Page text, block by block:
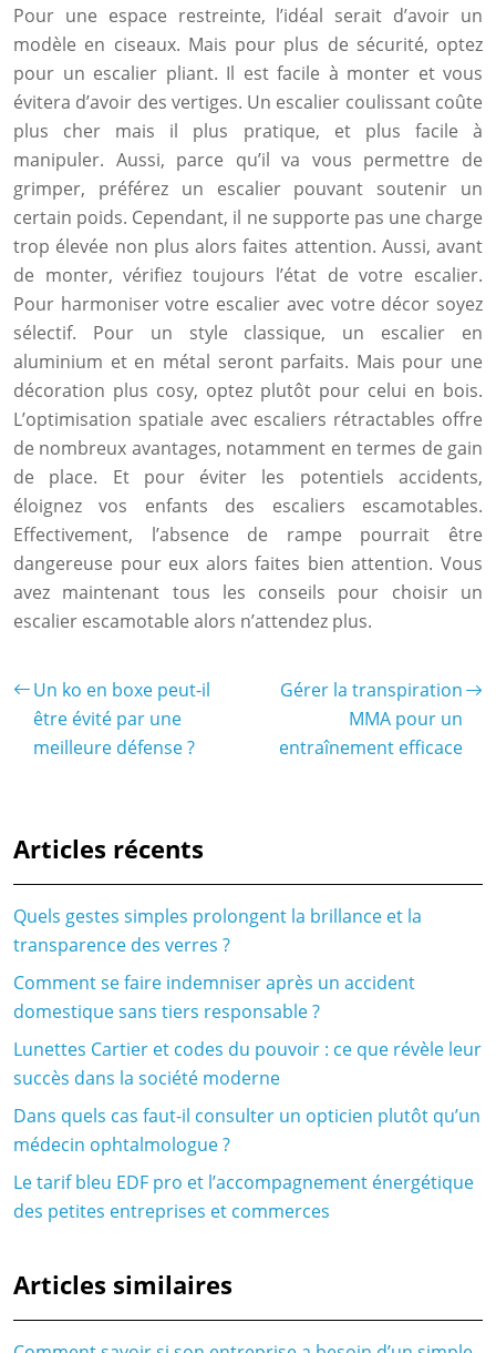
Pour une espace restreinte, l’idéal serait d’avoir un
modèle en ciseaux. Mais pour plus de sécurité, optez
pour un escalier pliant. Il est facile à monter et vous
évitera d’avoir des vertiges. Un escalier coulissant coûte
plus cher mais il plus pratique, et plus facile à
manipuler. Aussi, parce qu’il va vous permettre de
grimper, préférez un escalier pouvant soutenir un
certain poids. Cependant, il ne supporte pas une charge
trop élevée non plus alors faites attention. Aussi, avant
de monter, vérifiez toujours l’état de votre escalier.
Pour harmoniser votre escalier avec votre décor soyez
sélectif. Pour un style classique, un escalier en
aluminium et en métal seront parfaits. Mais pour une
décoration plus cosy, optez plutôt pour celui en bois.
L’optimisation spatiale avec escaliers rétractables offre
de nombreux avantages, notamment en termes de gain
de place. Et pour éviter les potentiels accidents,
éloignez vos enfants des escaliers escamotables.
Effectivement, l’absence de rampe pourrait être
dangereuse pour eux alors faites bien attention. Vous
avez maintenant tous les conseils pour choisir un
escalier escamotable alors n’attendez plus.
Un ko en boxe peut-il
être évité par une
meilleure défense ?
Gérer la transpiration
MMA pour un
entraînement efficace
Articles récents
Quels gestes simples prolongent la brillance et la
transparence des verres ?
Comment se faire indemniser après un accident
domestique sans tiers responsable ?
Lunettes Cartier et codes du pouvoir : ce que révèle leur
succès dans la société moderne
Dans quels cas faut-il consulter un opticien plutôt qu’un
médecin ophtalmologue ?
Le tarif bleu EDF pro et l’accompagnement énergétique
des petites entreprises et commerces
Articles similaires